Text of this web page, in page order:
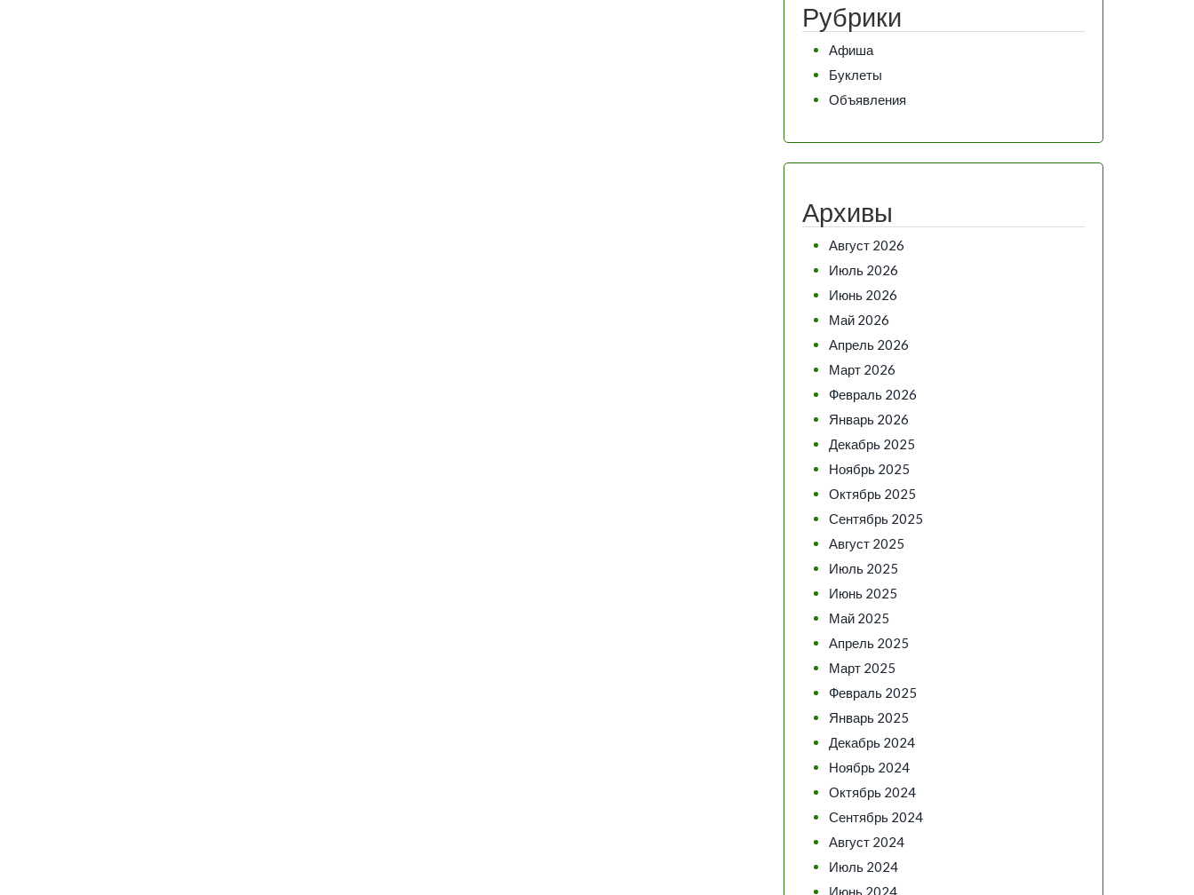
Рубрики
Афиша
Буклеты
Объявления
Архивы
Август 2026
Июль 2026
Июнь 2026
Май 2026
Апрель 2026
Март 2026
Февраль 2026
Январь 2026
Декабрь 2025
Ноябрь 2025
Октябрь 2025
Сентябрь 2025
Август 2025
Июль 2025
Июнь 2025
Май 2025
Апрель 2025
Март 2025
Февраль 2025
Январь 2025
Декабрь 2024
Ноябрь 2024
Октябрь 2024
Сентябрь 2024
Август 2024
Июль 2024
Июнь 2024